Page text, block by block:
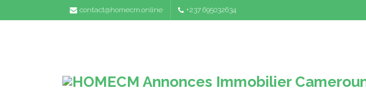
contact@homecm.online +237 695032634